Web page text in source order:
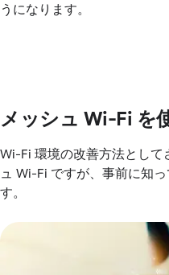
うになります。
メッシュ Wi-Fi を
Wi-Fi 環境の改善方法として
ュ Wi-Fi ですが、事前に知
す。